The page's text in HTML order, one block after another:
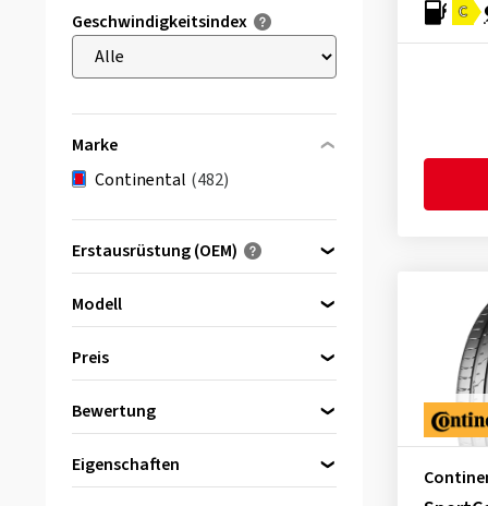
Geschwindigkeitsindex
Marke
Continental (482)
Erstausrüstung (OEM)
Modell
SportContact 2(10)
SportContact 3
Preis
von
bis
Bewertung
Alle Bewertungen(482)
Eigenschaften
C